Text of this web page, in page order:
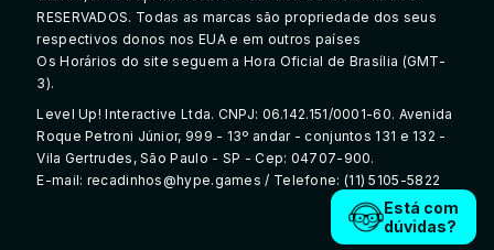
Está com
dúvidas?
RESERVADOS. Todas as marcas são propriedade dos seus
respectivos donos nos EUA e em outros países
Os Horários do site seguem a Hora Oficial de Brasília (GMT-
3).
Level Up! Interactive Ltda. CNPJ: 06.142.151/0001-60. Avenida
Roque Petroni Júnior, 999 - 13º andar - conjuntos 131 e 132 -
Vila Gertrudes, São Paulo - SP - Cep: 04707-900.
E-mail: recadinhos@hype.games / Telefone: (11) 5105-5822